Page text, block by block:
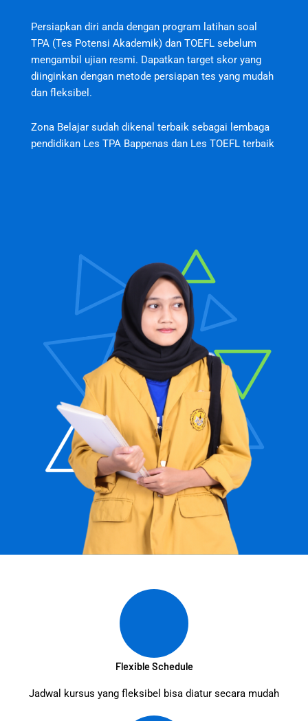
Persiapkan diri anda dengan program latihan soal
TPA (Tes Potensi Akademik) dan TOEFL sebelum
mengambil ujian resmi. Dapatkan target skor yang
diinginkan dengan metode persiapan tes yang mudah
dan fleksibel.
Zona Belajar sudah dikenal terbaik sebagai lembaga
pendidikan Les TPA Bappenas dan Les TOEFL terbaik
Flexible Schedule
Jadwal kursus yang fleksibel bisa diatur secara mudah